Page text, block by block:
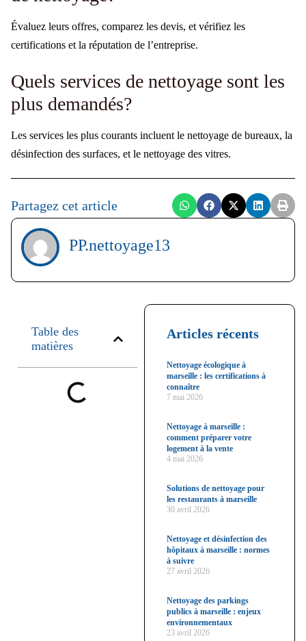
Évaluez leurs offres, comparez les devis, et vérifiez les
certifications et la réputation de l’entreprise.
Quels services de nettoyage sont les
plus demandés?
Les services les plus courants incluent le nettoyage de bureaux, la
désinfection des surfaces, et le nettoyage des vitres.
Partagez cet article
PP.nettoyage13
Table des
matières
Articles récents
Nettoyage écologique à
marseille : les certifications à
connaître
7 mai 2026
Nettoyage à marseille :
comment préparer votre
logement à la vente
4 mai 2026
Solutions de nettoyage pour
les restaurants à marseille
30 avril 2026
Nettoyage et désinfection des
hôpitaux à marseille : normes
à suivre
27 avril 2026
Nettoyage des parkings
publics à marseille : enjeux
environnementaux
23 avril 2026